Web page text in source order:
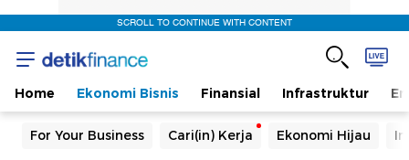
SCROLL TO CONTINUE WITH CONTENT
Home Ekonomi Bisnis Finansial Infrastruktur
For Your Business Cari(in) Kerja Ekonomi Hijau